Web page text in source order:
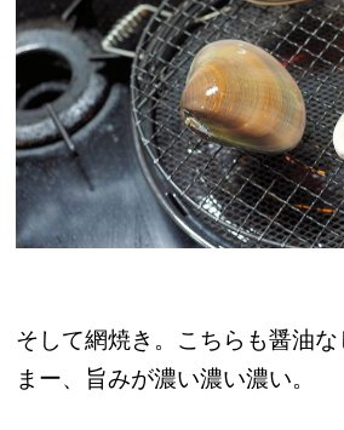
そして網焼き。こちらも醤油な
まー、旨みが濃い濃い濃い。